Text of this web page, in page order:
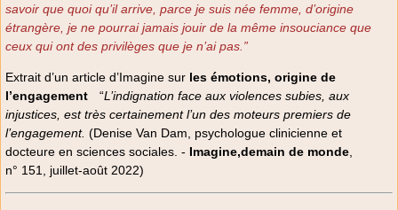
savoir que quoi qu’il arrive, parce je suis née femme, d’origine
étrangère, je ne pourrai jamais jouir de la même insouciance que
ceux qui ont des privilèges que je n’ai pas.”
Extrait d’un article d’Imagine sur les émotions, origine de
l’engagement “L’indignation face aux violences subies, aux
injustices, est très certainement l’un des moteurs premiers de
l’engagement. (Denise Van Dam, psychologue clinicienne et
docteure en sciences sociales. - Imagine,demain de monde
n° 151, juillet-août 2022)